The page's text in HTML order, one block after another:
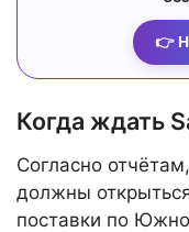
👉
Когда ждать
Согласно
должны
поставки по